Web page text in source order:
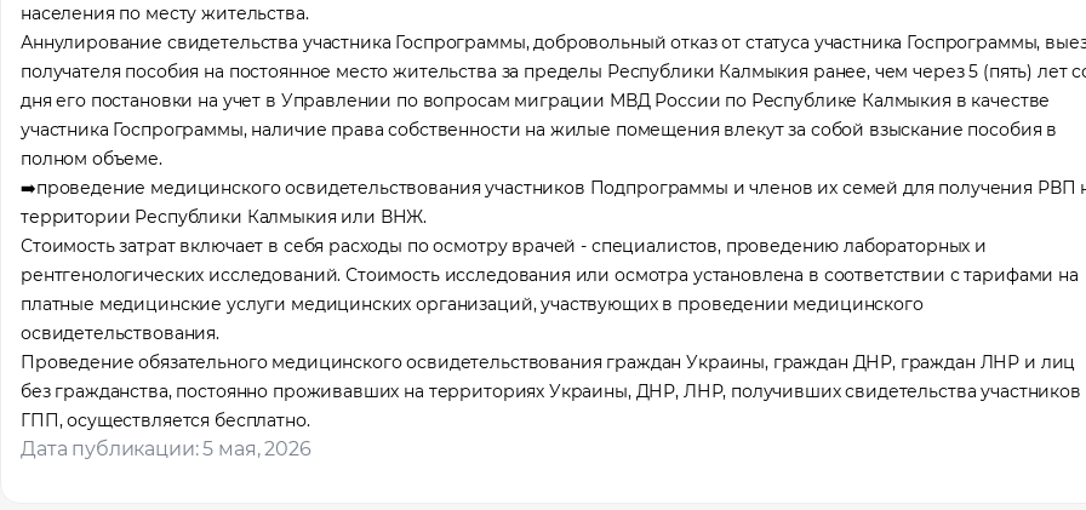
населения по месту жительства.
Аннулирование свидетельства участника Госпрограммы, добровольный отказ от статуса участника Госпрограммы,
получателя пособия на постоянное место жительства за пределы Республики Калмыкия ранее, чем через 5 (пять) лет
дня его постановки на учет в Управлении по вопросам миграции МВД России по Республике Калмыкия в качестве
участника Госпрограммы, наличие права собственности на жилые помещения влекут за собой взыскание пособия в
полном объеме.
➡️проведение медицинского освидетельствования участников Подпрограммы и членов их семей для получения РВП
территории Республики Калмыкия или ВНЖ.
Стоимость затрат включает в себя расходы по осмотру врачей - специалистов, проведению лабораторных и
рентгенологических исследований. Стоимость исследования или осмотра установлена в соответствии с тарифами на
платные медицинские услуги медицинских организаций, участвующих в проведении медицинского
освидетельствования.
Проведение обязательного медицинского освидетельствования граждан Украины, граждан ДНР, граждан ЛНР и лиц
без гражданства, постоянно проживавших на территориях Украины, ДНР, ЛНР, получивших свидетельства участников
ГПП, осуществляется бесплатно.
Дата публикации: 5 мая, 2026